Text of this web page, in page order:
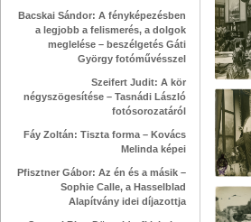
Bacskai Sándor: A fényképezésben
a legjobb a felismerés, a dolgok
meglelése – beszélgetés Gáti
György fotóművésszel
Szeifert Judit: A kör
négyszögesítése – Tasnádi László
fotósorozatáról
Fáy Zoltán: Tiszta forma – Kovács
Melinda képei
Pfisztner Gábor: Az én és a másik –
Sophie Calle, a Hasselblad
Alapítvány idei díjazottja